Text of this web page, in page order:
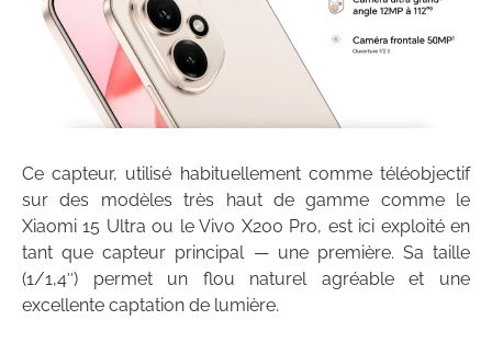
Ce capteur, utilisé habituellement comme téléobjectif
sur des modèles très haut de gamme comme le
Xiaomi 15 Ultra ou le Vivo X200 Pro, est ici exploité en
tant que capteur principal — une première. Sa taille
(1/1,4″) permet un flou naturel agréable et une
excellente captation de lumière.